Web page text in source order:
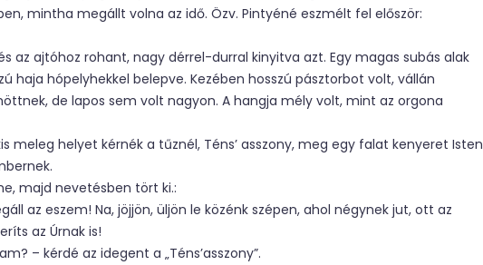
mintha megállt volna az idő. Özv. Pintyéné eszmélt fel először:
az ajtóhoz rohant, nagy dérrel-durral kinyitva azt. Egy magas subás alak
haja hópelyhekkel belepve. Kezében hosszú pásztorbot volt, vállán
de lapos sem volt nagyon. A hangja mély volt, mint az orgona
meleg helyet kérnék a tűznél, Téns’ asszony, meg egy falat kenyeret Isten
majd nevetésben tört ki.:
az eszem! Na, jöjjön, üljön le közénk szépen, ahol négynek jut, ott az
az Úrnak is!
– kérdé az idegent a „Téns’asszony”.